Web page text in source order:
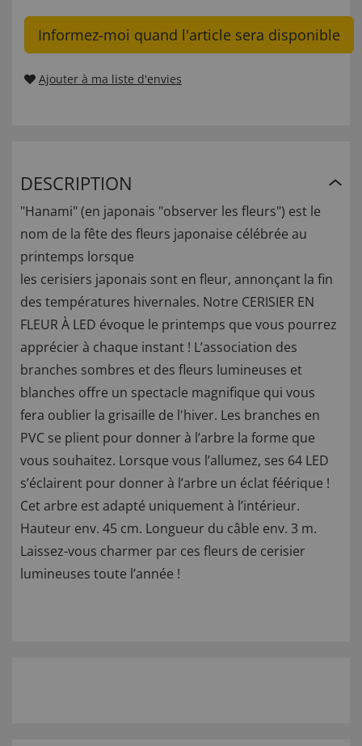
Informez-moi quand l'article sera disponible
Ajouter à ma liste d'envies
DESCRIPTION
"Hanami" (en japonais "observer les fleurs") est le
nom de la fête des fleurs japonaise célébrée au
printemps lorsque
les cerisiers japonais sont en fleur, annonçant la fin
des températures hivernales. Notre CERISIER EN
FLEUR À LED évoque le printemps que vous pourrez
apprécier à chaque instant ! L’association des
branches sombres et des fleurs lumineuses et
blanches offre un spectacle magnifique qui vous
fera oublier la grisaille de l'hiver. Les branches en
PVC se plient pour donner à l’arbre la forme que
vous souhaitez. Lorsque vous l’allumez, ses 64 LED
s’éclairent pour donner à l’arbre un éclat féérique !
Cet arbre est adapté uniquement à l’intérieur.
Hauteur env. 45 cm. Longueur du câble env. 3 m.
Laissez-vous charmer par ces fleurs de cerisier
lumineuses toute l’année !